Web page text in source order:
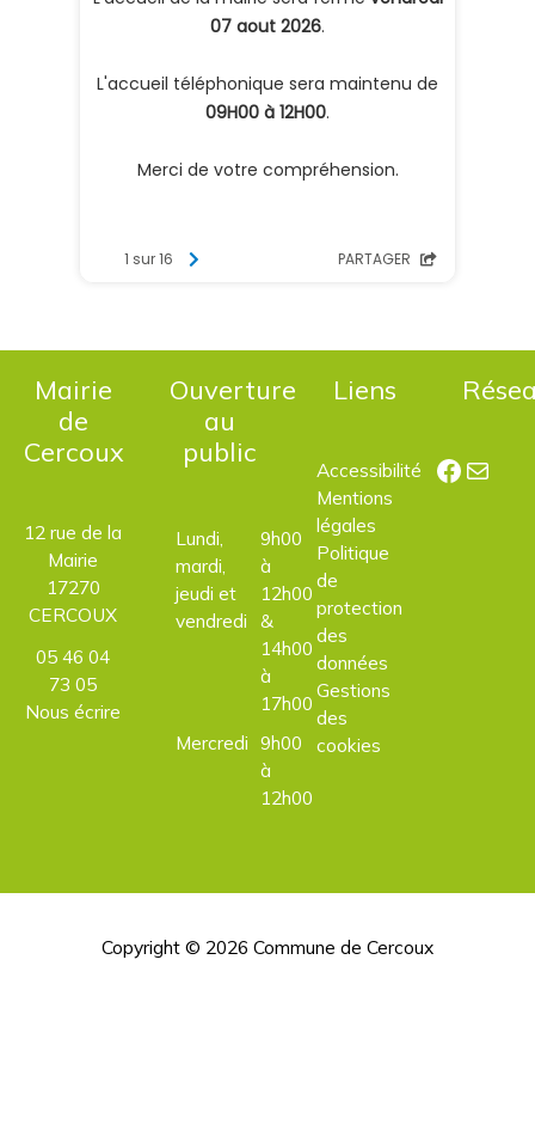
Mairie
de
Cercoux
12 rue de la
Mairie
17270
CERCOUX
05 46 04
73 05
Nous écrire
Ouverture
au
public
Lundi,
mardi,
jeudi et
vendredi
9h00
à
12h00
&
14h00
à
17h00
Mercredi 9h00
à
12h00
Liens
Accessibilité
Mentions
légales
Politique
de
protection
des
données
Gestions
des
cookies
E-mail
Copyright © 2026 Commune de Cercoux